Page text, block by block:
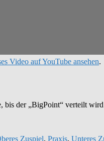
Video auf YouTube ansehen.
der „BigPoint“ verteilt
Zuspiel, Praxis, Unteres